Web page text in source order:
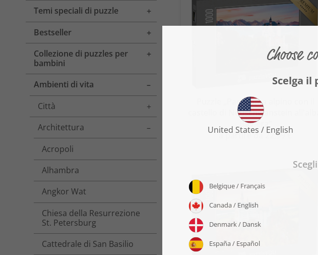
Temi speciali di puzzle
Toggle menu
Bestseller
Toggle menu
Collezione di puzzles per
bambini
Toggle menu
Ambienti di vita
Toggle menu
Città
Toggle menu
Architettura
Toggle menu
Acropoli
Alhambra
Angkor Wat
Chiesa della Resurrezione
St. Petersburg
Cattedrale di San Basilio
Puzzle „Panorama alpino con il
castello di Neuschwanstein all'alba,
Baviera“
a partire da 22,99 €